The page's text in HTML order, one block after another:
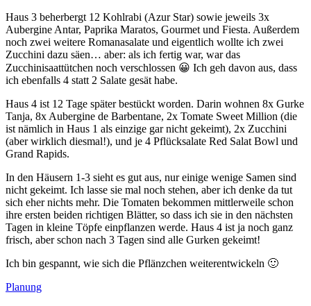
Haus 3 beherbergt 12 Kohlrabi (Azur Star) sowie jeweils 3x
Aubergine Antar, Paprika Maratos, Gourmet und Fiesta. Außerdem
noch zwei weitere Romanasalate und eigentlich wollte ich zwei
Zucchini dazu säen… aber: als ich fertig war, war das
Zucchinisaattütchen noch verschlossen 😀 Ich geh davon aus, dass
ich ebenfalls 4 statt 2 Salate gesät habe.
Haus 4 ist 12 Tage später bestückt worden. Darin wohnen 8x Gurke
Tanja, 8x Aubergine de Barbentane, 2x Tomate Sweet Million (die
ist nämlich in Haus 1 als einzige gar nicht gekeimt), 2x Zucchini
(aber wirklich diesmal!), und je 4 Pflücksalate Red Salat Bowl und
Grand Rapids.
In den Häusern 1-3 sieht es gut aus, nur einige wenige Samen sind
nicht gekeimt. Ich lasse sie mal noch stehen, aber ich denke da tut
sich eher nichts mehr. Die Tomaten bekommen mittlerweile schon
ihre ersten beiden richtigen Blätter, so dass ich sie in den nächsten
Tagen in kleine Töpfe einpflanzen werde. Haus 4 ist ja noch ganz
frisch, aber schon nach 3 Tagen sind alle Gurken gekeimt!
Ich bin gespannt, wie sich die Pflänzchen weiterentwickeln 🙂
Planung